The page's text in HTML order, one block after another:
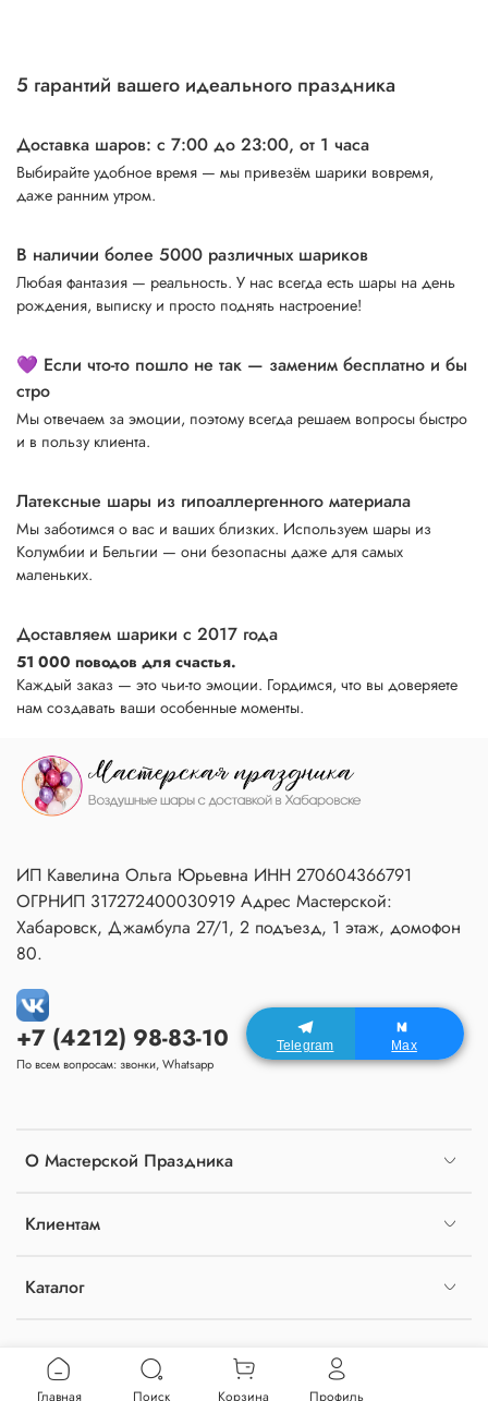
5 гарантий вашего идеального праздника
Доставка шаров: с 7:00 до 23:00, от 1 часа
Выбирайте удобное время — мы привезём шарики вовремя,
даже ранним утром.
В наличии более 5000 различных шариков
Любая фантазия — реальность. У нас всегда есть шары на день
рождения, выписку и просто поднять настроение!
💜 Если что-то пошло не так — заменим бесплатно и бы
стро
Мы отвечаем за эмоции, поэтому всегда решаем вопросы быстро
и в пользу клиента.
Латексные шары из гипоаллергенного материала
Мы заботимся о вас и ваших близких. Используем шары из
Колумбии и Бельгии — они безопасны даже для самых
маленьких.
Доставляем шарики с 2017 года
51 000 поводов для счастья.
Каждый заказ — это чьи-то эмоции. Гордимся, что вы доверяете
нам создавать ваши особенные моменты.
О Мастерской Праздника
Клиентам
Каталог
+7 (4212) 98-83-10
По всем вопросам: звонки, Whatsapp
ИП Кавелина Ольга Юрьевна ИНН 270604366791
ОГРНИП 317272400030919 Адрес Мастерской:
Хабаровск, Джамбула 27/1, 2 подъезд, 1 этаж, домофон
80.
Главная Поиск Корзина Профиль
Telegram Max